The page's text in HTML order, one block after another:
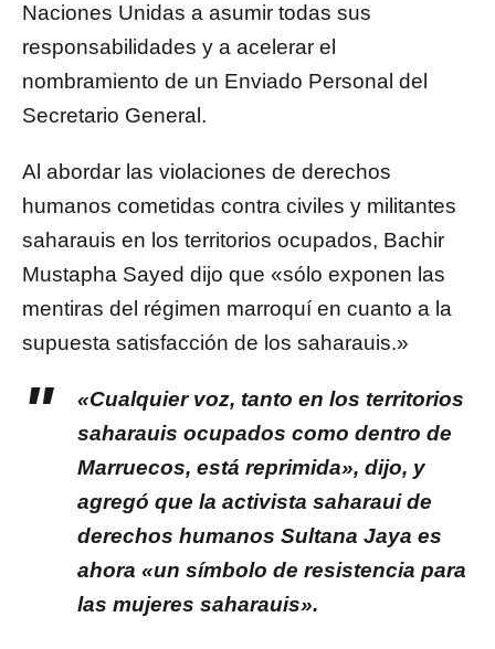
Naciones Unidas a asumir todas sus
responsabilidades y a acelerar el
nombramiento de un Enviado Personal del
Secretario General.
Al abordar las violaciones de derechos
humanos cometidas contra civiles y militantes
saharauis en los territorios ocupados, Bachir
Mustapha Sayed dijo que «sólo exponen las
mentiras del régimen marroquí en cuanto a la
supuesta satisfacción de los saharauis.»
«Cualquier voz, tanto en los territorios
saharauis ocupados como dentro de
Marruecos, está reprimida», dijo, y
agregó que la activista saharaui de
derechos humanos Sultana Jaya es
ahora «un símbolo de resistencia para
las mujeres saharauis».